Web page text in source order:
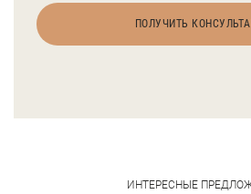
ПОЛУЧИТЬ
ИНТЕРЕСНЫЕ